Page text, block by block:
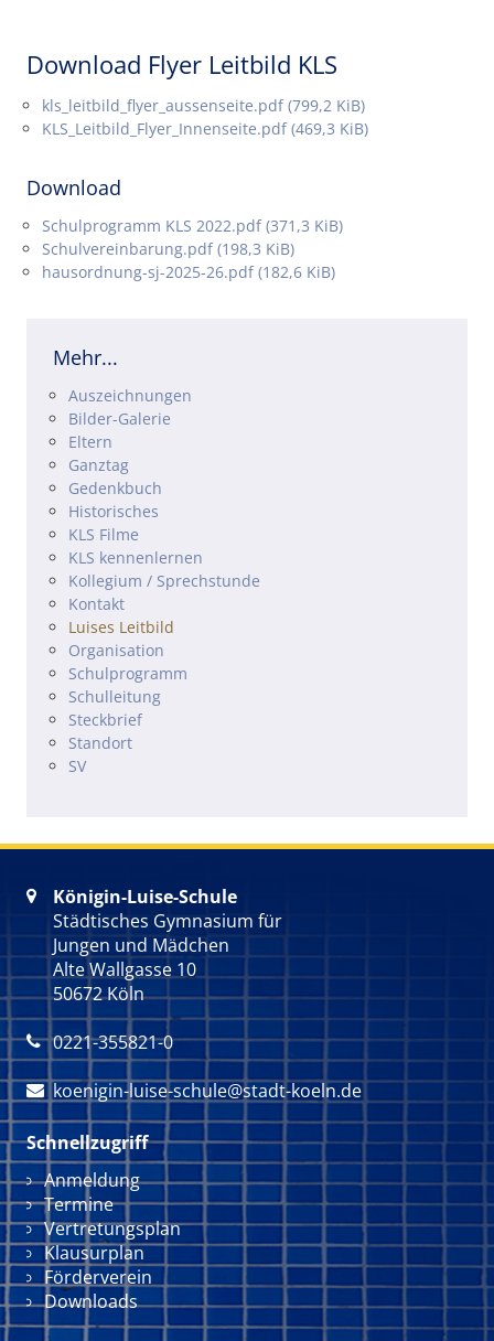
Download Flyer Leitbild KLS
kls_leitbild_flyer_aussenseite.pdf(799,2 KiB)
KLS_Leitbild_Flyer_Innenseite.pdf(469,3 KiB)
Download
Schulprogramm KLS 2022.pdf(371,3 KiB)
Schulvereinbarung.pdf(198,3 KiB)
hausordnung-sj-2025-26.pdf(182,6 KiB)
Mehr...
Navigation überspringen
Auszeichnungen
Bilder-Galerie
Eltern
Ganztag
Gedenkbuch
Historisches
KLS Filme
KLS kennenlernen
Kollegium / Sprechstunde
Kontakt
Luises Leitbild
Organisation
Schulprogramm
Schulleitung
Steckbrief
Standort
SV

Königin-Luise-Schule
Städtisches Gymnasium für
Jungen und Mädchen
Alte Wallgasse 10
50672 Köln
 0221-355821-0
 koenigin-luise-schule@stadt-koeln.de
Schnellzugriff
Navigation überspringen
Anmeldung
Termine
Vertretungsplan
Klausurplan
Förderverein
Downloads